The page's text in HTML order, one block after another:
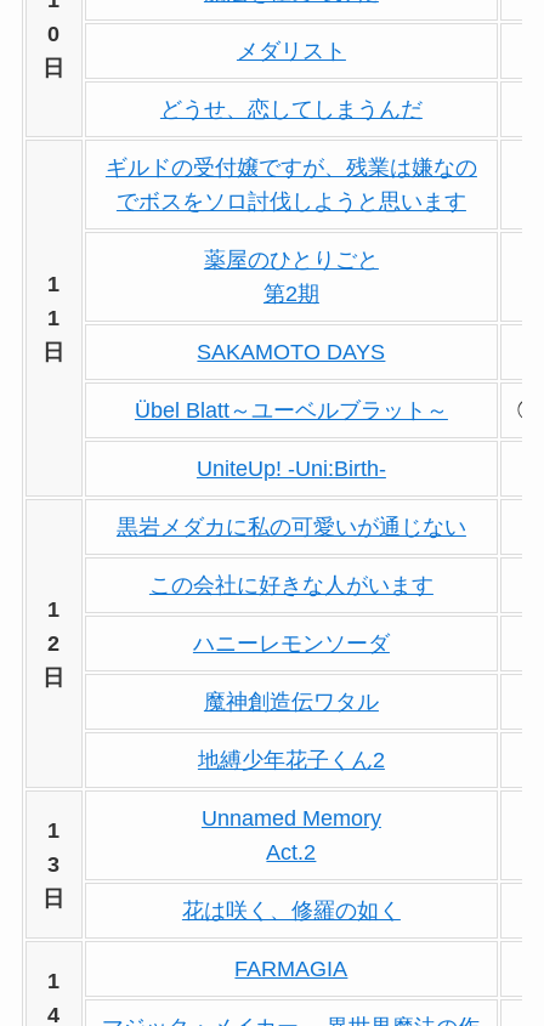
0
日
メダリスト
どうせ、恋してしまうんだ
1
1
日
ギルドの受付嬢ですが、残業は嫌なの
でボスをソロ討伐しようと思います
薬屋のひとりごと
第2期
SAKAMOTO DAYS
Übel Blatt～ユーベルブラット～ ◯
UniteUp! -Uni:Birth-
1
2
日
黒岩メダカに私の可愛いが通じない
この会社に好きな人がいます
ハニーレモンソーダ
魔神創造伝ワタル
地縛少年花子くん2
1
3
日
Unnamed Memory
Act.2
花は咲く、修羅の如く
1
4
FARMAGIA